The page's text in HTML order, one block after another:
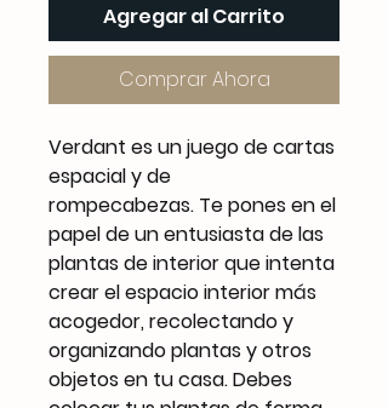
Agregar al Carrito
Comprar Ahora
Verdant es un juego de cartas
espacial y de
rompecabezas. Te pones en el
papel de un entusiasta de las
plantas de interior que intenta
crear el espacio interior más
acogedor, recolectando y
organizando plantas y otros
objetos en tu casa. Debes